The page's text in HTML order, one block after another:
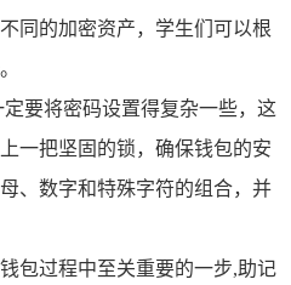
同的加密资产，学生们可以根
要将密码设置得复杂一些，这
一把坚固的锁，确保钱包的安
、数字和特殊字符的组合，并
包过程中至关重要的一步,助记